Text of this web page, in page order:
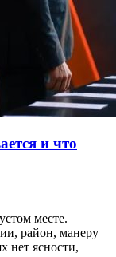
и что
месте.
район, манеру
нет ясности,